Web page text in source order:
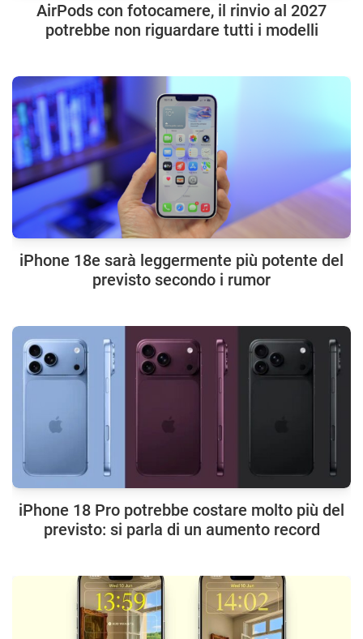
AirPods con fotocamere, il rinvio al 2027
potrebbe non riguardare tutti i modelli
iPhone 18e sarà leggermente più potente del
previsto secondo i rumor
iPhone 18 Pro potrebbe costare molto più del
previsto: si parla di un aumento record